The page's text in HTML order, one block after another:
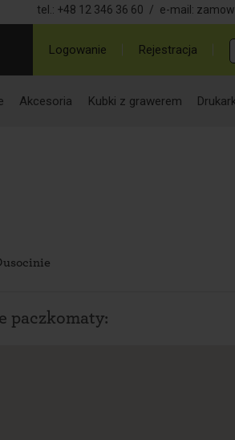
tel.: +48 12 346 36 60 / e-mail:
Logowanie Rejestracja
Akcesoria Kubki z grawerem
paczkomaty: